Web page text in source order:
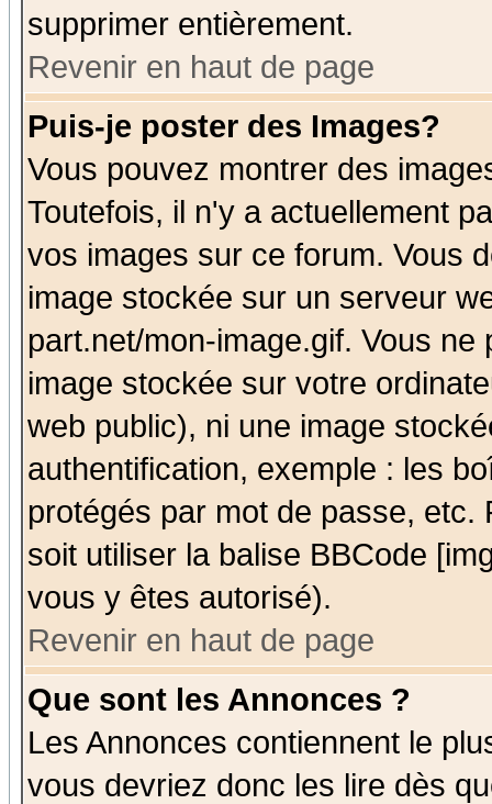
supprimer entièrement.
Revenir en haut de page
Puis-je poster des Images?
Vous pouvez montrer des
Toutefois, il n'y a actuellement
vos images sur ce forum. Vous
image stockée sur un serveur
part.net/mon-image.gif. Vous
image stockée sur votre
web public), ni une image
authentification, exemple : les
protégés par mot de passe,
soit utiliser la balise BBCode
vous y êtes autorisé).
Revenir en haut de page
Que sont les Annonces ?
Les Annonces contiennent le
vous devriez donc les lire dès